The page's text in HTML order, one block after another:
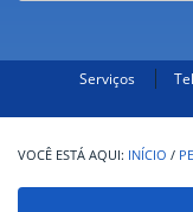
Serviços
INÍCIO /